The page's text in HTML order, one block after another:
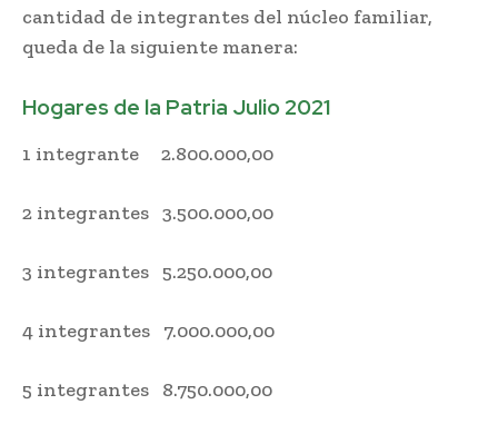
cantidad de integrantes del núcleo familiar,
queda de la siguiente manera:
Hogares de la Patria Julio 2021
1 integrante 2.800.000,00
2 integrantes 3.500.000,00
3 integrantes 5.250.000,00
4 integrantes 7.000.000,00
5 integrantes 8.750.000,00